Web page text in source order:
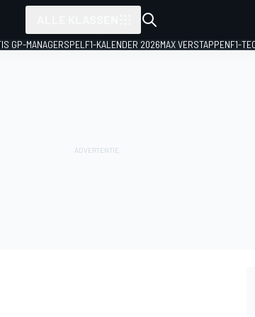
GP-MANAGERSPEL F1-KALENDER 2026MAX VERSTAPPENF1-